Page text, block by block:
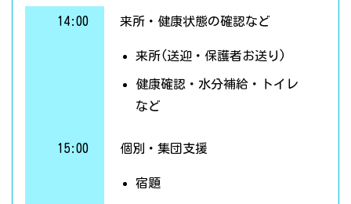
14:00 来所・健康状態の確認など
来所(送迎・保護者お送り)
健康確認・水分補給・トイレ
など
15:00 個別・集団支援
宿題